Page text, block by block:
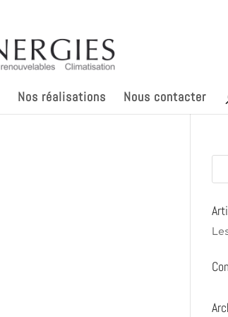
Nos réalisations Nous contacter